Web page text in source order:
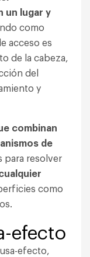
un lugar y
como
acceso es
de la cabeza,
del
y
combinan
de
para resolver
como
efecto
efecto,